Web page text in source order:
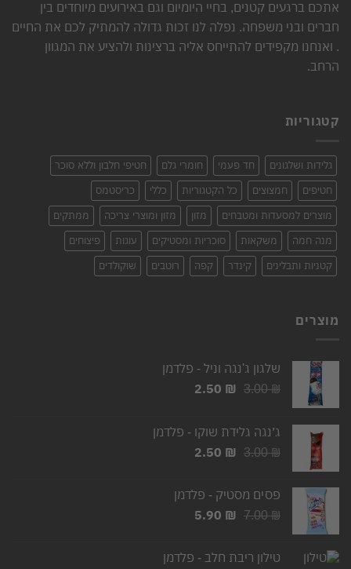
אתכם ברגעים קטנים, בחיי היומיום וגם באירועים מיוחדים בין
חברים ובני משפחה. נפלה לנו זכות גדולה להמתיק לכם את החיים
. ואנחנו מקפידים להתייחס אליה ברצינות ולהציע את המגוון
הרחב.
קטגוריות
גלידות ושלגונים חד פעמי חומרי גלם חטיפי חלבון וללא סוכר
חטיפים חמצוצים כל הקטגוריות כללי כריסטמס
מוצרים למסעדות ומטבחים מזון מזון ומוצרי צריכה ממתקים
מנה חמה משקאות סוכריות ומסטיקים עוגות פיצוחים
קטניות ותבלינים קינדר קפה רוטבים שוקולדים
מוצרים
שלגון ג'נגה וניל - פלדמן
3.00₪
המחיר
3.00 ₪.
2.50 ₪
המחיר
2.50 ₪.
ג׳נגה גלידת שוקו - פלדמן
3.00₪
המחיר
3.00 ₪.
2.50 ₪
המחיר
2.50 ₪.
פסים מסטיק - פלדמן
7.00₪
המחיר
7.00 ₪.
5.90 ₪
המחיר
5.90 ₪.
טילון ריבת חלב - פלדמן